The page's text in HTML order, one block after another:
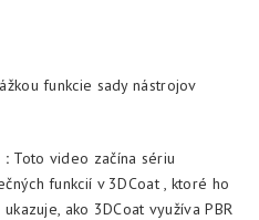
funkcie sady nástrojov
: Toto video začína sériu
funkcií v 3DCoat , ktoré ho
ako 3DCoat využíva PBR